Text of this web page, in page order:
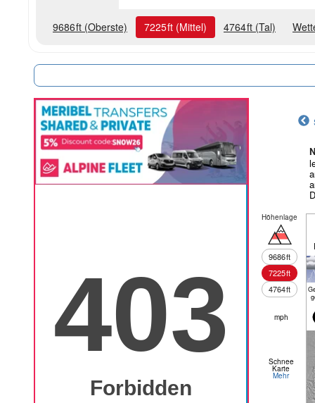
9686ft (Oberste) 7225ft (Mittel) 4764ft (Tal)
Höhenlage
9686ft
7225ft
4764ft
mph
Schnee
Karte
Mehr